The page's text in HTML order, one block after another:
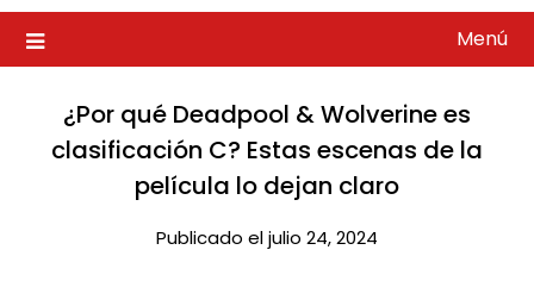
Menú
¿Por qué Deadpool & Wolverine es
clasificación C? Estas escenas de la
película lo dejan claro​
Publicado el julio 24, 2024